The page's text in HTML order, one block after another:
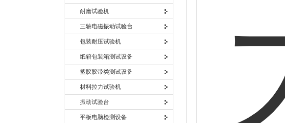
耐磨试验机
三轴电磁振动试验台
包装耐压试验机
纸箱包装箱测试设备
塑胶胶带类测试设备
材料拉力试验机
振动试验台
平板电脑检测设备